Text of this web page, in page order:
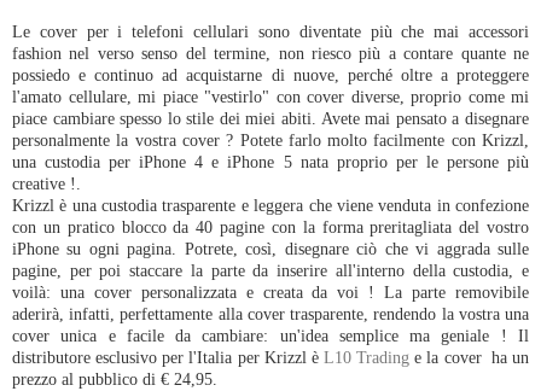
Le cover per i telefoni cellulari sono diventate più che mai accessori
fashion nel verso senso del termine, non riesco più a contare quante ne
possiedo e continuo ad acquistarne di nuove, perché oltre a proteggere
l'amato cellulare, mi piace "vestirlo" con cover diverse, proprio come mi
piace cambiare spesso lo stile dei miei abiti. Avete mai pensato a disegnare
personalmente la vostra cover ? Potete farlo molto facilmente con Krizzl,
una custodia per iPhone 4 e iPhone 5 nata proprio per le persone più
creative !.
Krizzl è una custodia trasparente e leggera che viene venduta in confezione
con un pratico blocco da 40 pagine con la forma preritagliata del vostro
iPhone su ogni pagina. Potrete, così, disegnare ciò che vi aggrada sulle
pagine, per poi staccare la parte da inserire all'interno della custodia, e
voilà: una cover personalizzata e creata da voi ! La parte removibile
aderirà, infatti, perfettamente alla cover trasparente, rendendo la vostra una
cover unica e facile da cambiare: un'idea semplice ma geniale ! Il
distributore esclusivo per l'Italia per Krizzl è L10 Trading e la coverha un
prezzo al pubblico di € 24,95.